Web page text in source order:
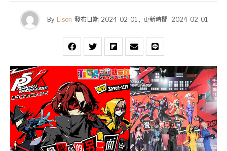
By Lison 發布日期 2024-02-01, 更新時間 2024-02-01